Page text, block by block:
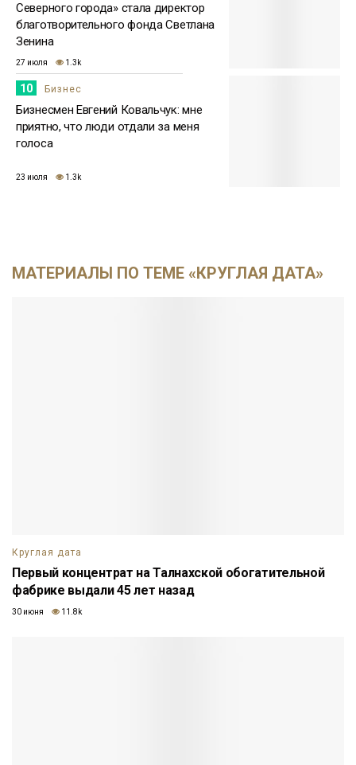
Северного города» стала директор
благотворительного фонда Светлана
Зенина
27 июля 1.3k
10 Бизнес
Бизнесмен Евгений Ковальчук: мне
приятно, что люди отдали за меня
голоса
23 июля 1.3k
МАТЕРИАЛЫ ПО ТЕМЕ «КРУГЛАЯ ДАТА»
Круглая дата
Первый концентрат на Талнахской обогатительной
фабрике выдали 45 лет назад
30 июня 11.8k